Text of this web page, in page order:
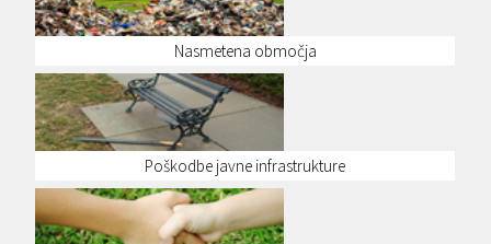
Nasmetena območja
Poškodbe javne infrastrukture